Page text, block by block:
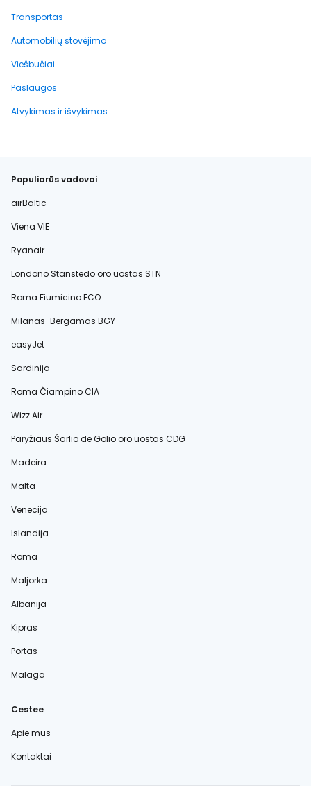
Transportas
Automobilių stovėjimo
Viešbučiai
Paslaugos
Atvykimas ir išvykimas
Populiarūs vadovai
airBaltic
Viena VIE
Ryanair
Londono Stanstedo oro uostas STN
Roma Fiumicino FCO
Milanas-Bergamas BGY
easyJet
Sardinija
Roma Čiampino CIA
Wizz Air
Paryžiaus Šarlio de Golio oro uostas CDG
Madeira
Malta
Venecija
Islandija
Roma
Maljorka
Albanija
Kipras
Portas
Malaga
Cestee
Apie mus
Kontaktai